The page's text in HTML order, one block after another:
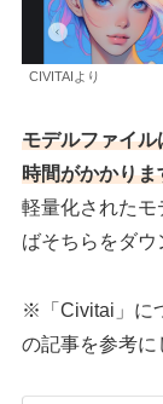
CIVITAIより
モデルファイ
時間がかかりま
軽量化された
ばそちらをダウ
※「Civitai」に
の記事を参考に